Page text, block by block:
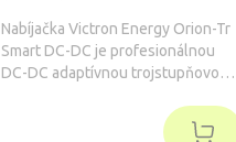
Nabíjačka Victron Energy Orion-Tr
Smart DC-DC je profesionálnou
DC-DC adaptívnou trojstupňovou
funkciou Bluetooth. Záruka 5